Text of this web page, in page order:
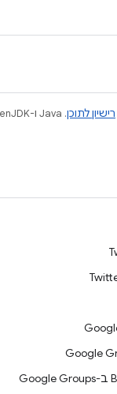
רישיון לתוכן